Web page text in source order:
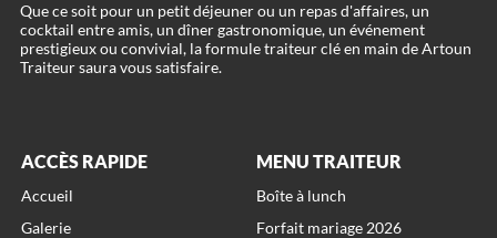
Que ce soit pour un petit déjeuner ou un repas d'affaires, un
cocktail entre amis, un dîner gastronomique, un événement
prestigieux ou convivial, la formule traiteur clé en main de Artoun
ACCÈS RAPIDE
Accueil
Galerie
MENU TRAITEUR
Boîte à lunch
Forfait mariage 2026